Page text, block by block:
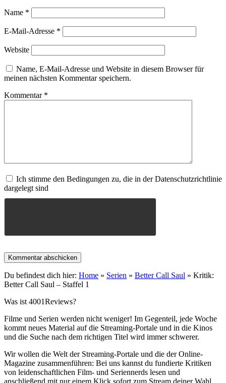
Name *
E-Mail-Adresse *
Website
Name, E-Mail-Adresse und Website in diesem Browser für
meinen nächsten Kommentar speichern.
Kommentar *
Ich stimme den Bedingungen zu, die in der Datenschutzrichtlinie
dargelegt sind
Du befindest dich hier: Home » Serien » Better Call Saul » Kritik:
Better Call Saul – Staffel 1
Was ist 4001Reviews?
Filme und Serien werden nicht weniger! Im Gegenteil, jede Woche
kommt neues Material auf die Streaming-Portale und in die Kinos
und die Suche nach dem richtigen Titel wird immer schwerer.
Wir wollen die Welt der Streaming-Portale und die der Online-
Magazine zusammenführen: Bei uns kannst du fundierte Kritiken
von leidenschaftlichen Film- und Seriennerds lesen und